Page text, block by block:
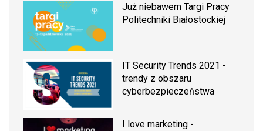
Już niebawem Targi Pracy
Politechniki Białostockiej
IT Security Trends 2021 -
trendy z obszaru
cyberbezpieczeństwa
I love marketing -